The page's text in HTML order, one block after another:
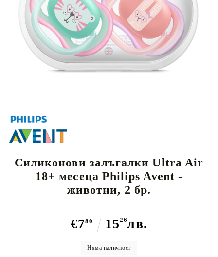
Силиконови залъгалки Ultra Air
18+ месеца Philips Avent -
животни, 2 бр.
€780 1526лв.
Няма наличност